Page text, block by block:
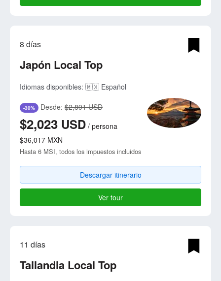
8 días
Japón Local Top
Idiomas disponibles: 🇲🇽 Español
-30% Desde: $2,891 USD
$2,023 USD / persona
$36,017 MXN
Hasta 6 MSI, todos los impuestos incluidos
Descargar itinerario
Ver tour
11 días
Tailandia Local Top